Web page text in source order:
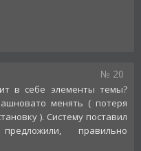
№ 20
в себе элементы темы?
менять ( потеря
). Систему поставил
правильно